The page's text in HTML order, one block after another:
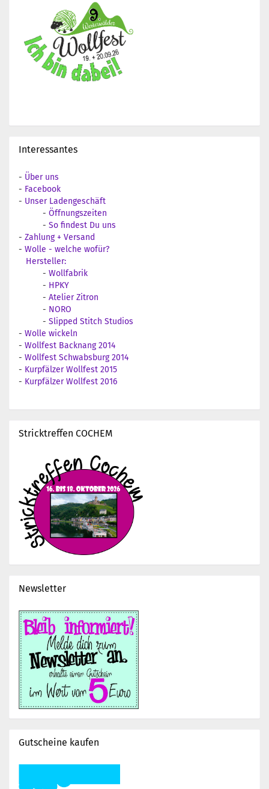
Interessantes
- Über uns
- Facebook
- Unser Ladengeschäft
- Öffnungszeiten
- So findest Du uns
- Zahlung + Versand
- Wolle - welche wofür?
Hersteller:
- Wollfabrik
- HPKY
- Atelier Zitron
- NORO
- Slipped Stitch Studios
- Wolle wickeln
- Wollfest Backnang 2014
- Wollfest Schwabsburg 2014
- Kurpfälzer Wollfest 2015
- Kurpfälzer Wollfest 2016
Stricktreffen COCHEM
Newsletter
Gutscheine kaufen